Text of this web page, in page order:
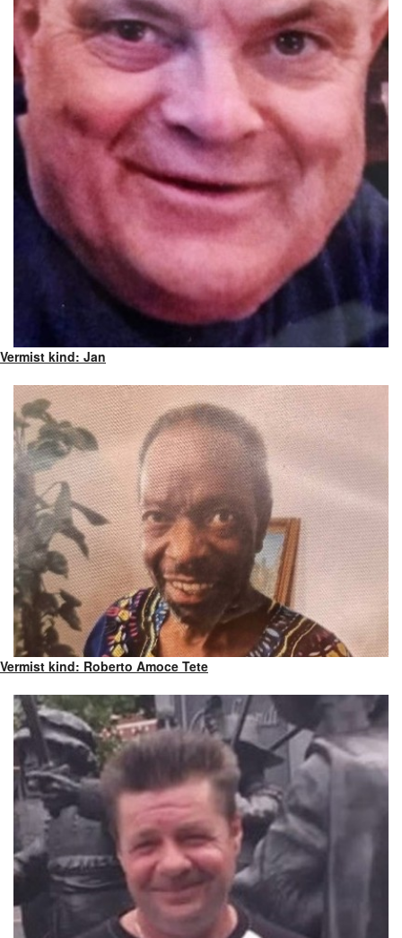
Vermist kind: Jan
Vermist kind: Roberto Amoce Tete